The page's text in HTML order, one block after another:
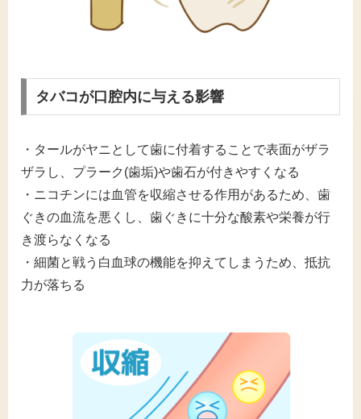
タバコが口腔内に与える影響
・タールがヤニとして歯に付着することで表面がザラ
ザラし、プラーク(歯垢)や歯石が付きやすくなる
・ニコチンには血管を収縮させる作用があるため、歯
ぐきの血流を悪くし、歯ぐきに十分な酸素や栄養が行
き渡らなくなる
・細菌と戦う白血球の機能を抑えてしまうため、抵抗
力が落ちる